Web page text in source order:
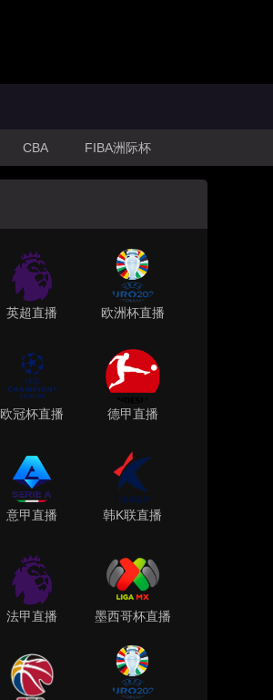
CBA FIBA洲际杯
英超直播 欧洲杯直播
欧冠杯直播 德甲直播
意甲直播 韩K联直播
法甲直播 墨西哥杯直播